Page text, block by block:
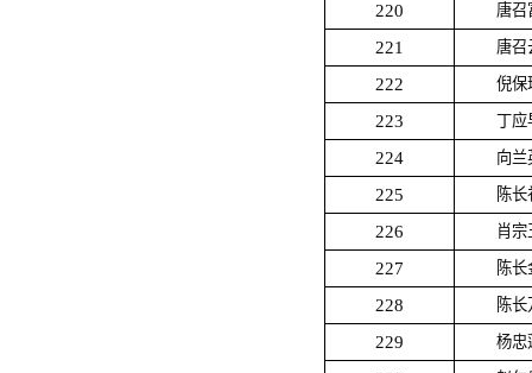
220 唐召
221 唐召
222 倪保
223 丁应
224 向兰
225 陈长
226 肖宗
227 陈长
228 陈长
229 杨忠